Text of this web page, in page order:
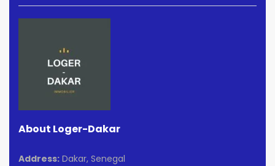
About Loger-Dakar
Address: Dakar, Senegal